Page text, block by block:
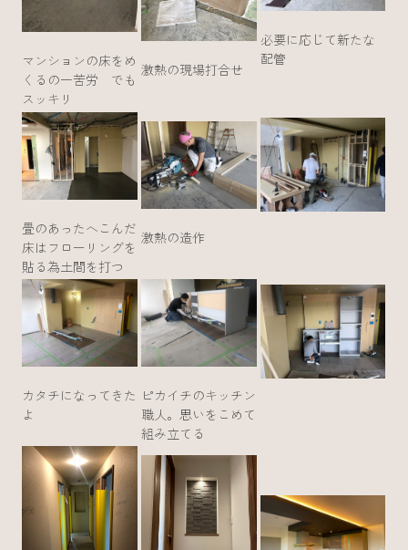
マンションの床をめ
くるの一苦労 でも
スッキリ
激熱の現場打合せ
必要に応じて新たな
配管
畳のあったへこんだ
床はフローリングを
貼る為土間を打つ
激熱の造作
カタチになってきた
よ
ピカイチのキッチン
職人。思いをこめて
組み立てる